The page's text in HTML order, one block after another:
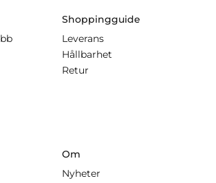
Shoppingguide
Leverans
Hållbarhet
Retur
Om
Nyheter